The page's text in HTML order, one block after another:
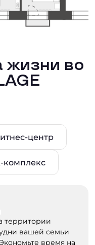
жизни во
центр
комплекс
территории
вашей семьи
время на